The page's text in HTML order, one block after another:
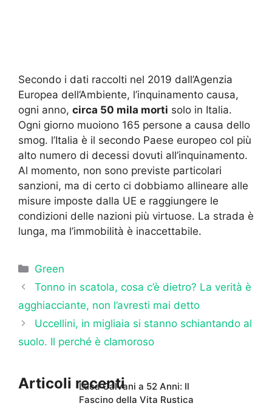
Secondo i dati raccolti nel 2019 dall’Agenzia
Europea dell’Ambiente, l’inquinamento causa,
ogni anno, circa 50 mila morti solo in Italia.
Ogni giorno muoiono 165 persone a causa dello
smog. l’Italia è il secondo Paese europeo col più
alto numero di decessi dovuti all’inquinamento.
Al momento, non sono previste particolari
sanzioni, ma di certo ci dobbiamo allineare alle
misure imposte dalla UE e raggiungere le
condizioni delle nazioni più virtuose. La strada è
lunga, ma l’immobilità è inaccettabile.
Categorie
Green
Tonno in scatola, cosa c’è dietro? La verità è
agghiacciante, non l’avresti mai detto
Uccellini, in migliaia si stanno schiantando al
suolo. Il perché è clamoroso
Articoli recentiLuca Calvani a 52 Anni: Il
Fascino della Vita Rustica